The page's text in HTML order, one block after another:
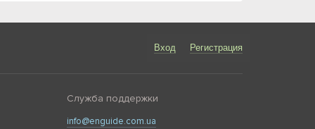
Вход Регистрация
Служба поддержки
info@enguide.com.ua